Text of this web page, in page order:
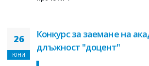
26
ЮНИ
Конкурс за заемане на
длъжност "доцент"